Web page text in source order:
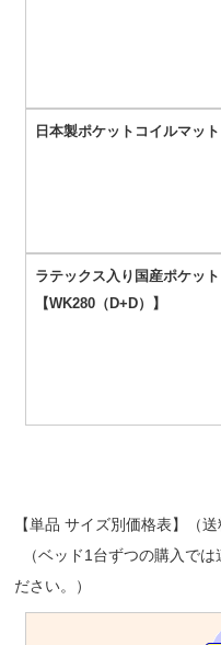
【単品 サイズ別価格表】（送
（ベッド1台ずつの購入では
ださい。）